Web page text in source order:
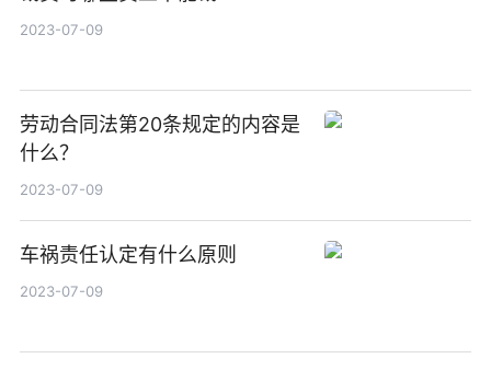
2023-07-09
劳动合同法第20条规定的内容是
什么？
2023-07-09
车祸责任认定有什么原则
2023-07-09